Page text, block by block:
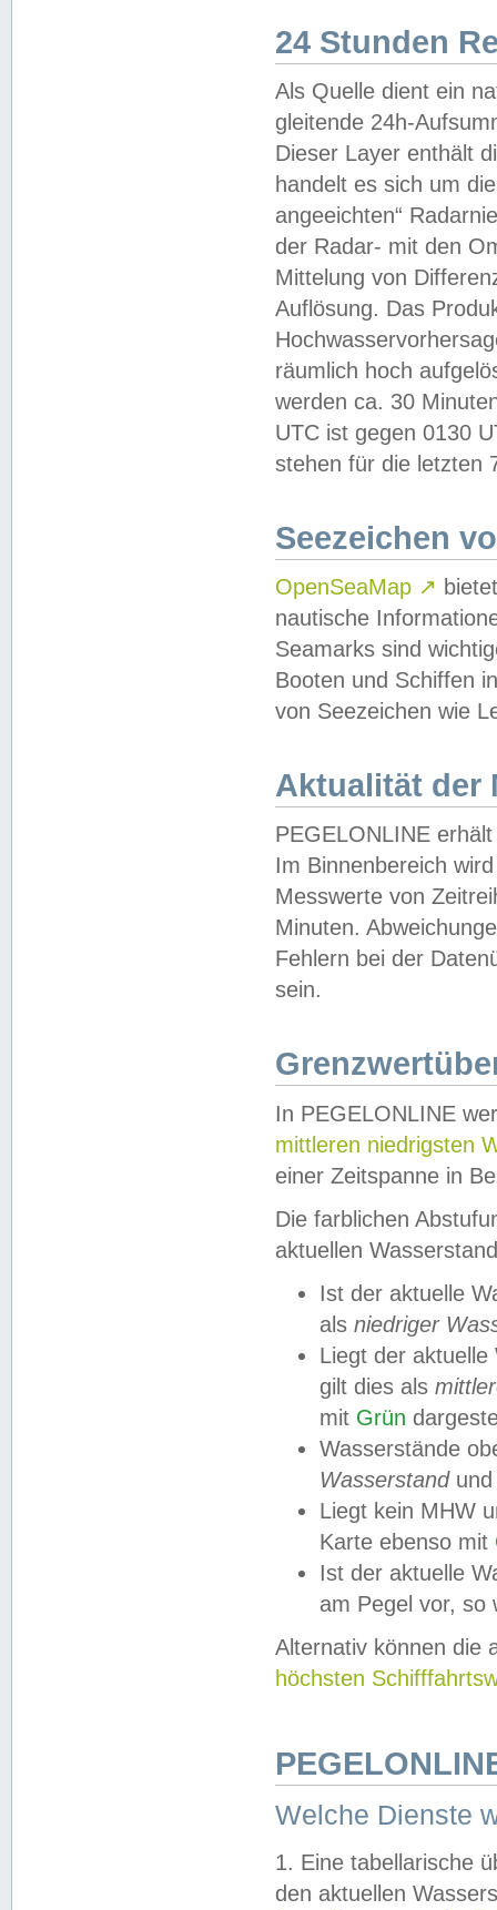
24 Stunden
Als Quelle dient ein
gleitende 24h-
Dieser Layer enthält
handelt es sich um
angeeichten“
der Radar- mit den
Mittelung von
Auflösung. Das
räumlich hoch
werden ca. 30
UTC ist gegen 0130
stehen für die letzten
Seezeichen
OpenSeaMap ↗
nautische
Seamarks sind
Booten und Schiffen
von Seezeichen wie
Aktualität der
PEGELONLINE
Im Binnenbereich
Messwerte von
Minuten.
Fehlern bei der
sein.
In PEGELONLINE
mittleren niedrigsten
einer Zeitspanne in
Die farblichen
aktuellen
Ist der aktuelle
als niedriger
Liegt der
gilt dies als
mit Grün
Wasserstände
Wasserstandund
Liegt kein MHW
Karte ebenso mit
Ist der aktuelle
am Pegel vor,
Alternativ können die
höchsten
Welche Dienste
1. Eine tabellarische
den aktuellen